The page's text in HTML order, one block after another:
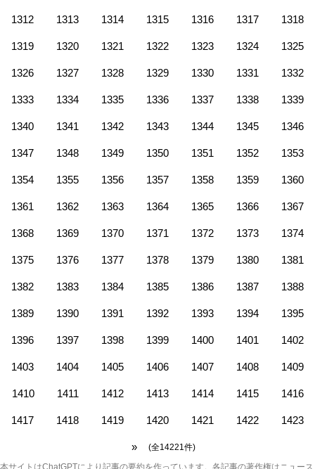
1312 1313 1314 1315 1316 1317 1318
1319 1320 1321 1322 1323 1324 1325
1326 1327 1328 1329 1330 1331 1332
1333 1334 1335 1336 1337 1338 1339
1340 1341 1342 1343 1344 1345 1346
1347 1348 1349 1350 1351 1352 1353
1354 1355 1356 1357 1358 1359 1360
1361 1362 1363 1364 1365 1366 1367
1368 1369 1370 1371 1372 1373 1374
1375 1376 1377 1378 1379 1380 1381
1382 1383 1384 1385 1386 1387 1388
1389 1390 1391 1392 1393 1394 1395
1396 1397 1398 1399 1400 1401 1402
1403 1404 1405 1406 1407 1408 1409
1410 1411 1412 1413 1414 1415 1416
1417 1418 1419 1420 1421 1422 1423
» (全14221件)